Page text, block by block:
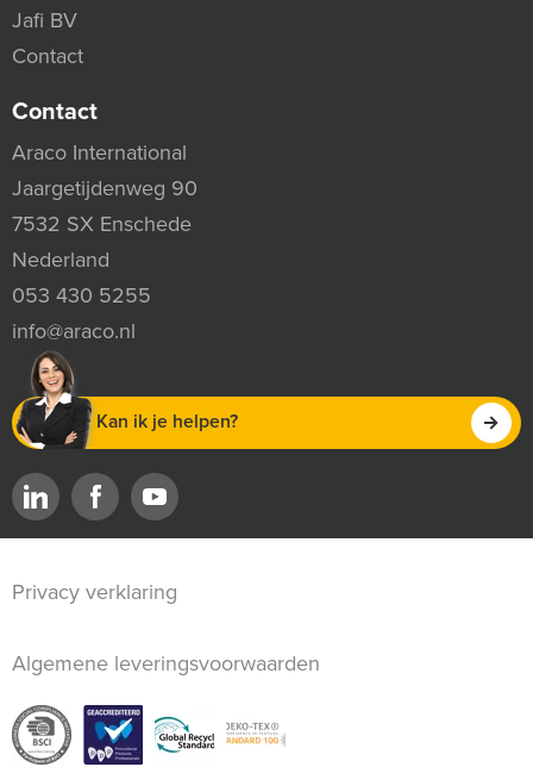
Jafi BV
Contact
Contact
Araco International
Jaargetijdenweg 90
7532 SX Enschede
Nederland
053 430 5255
info@araco.nl
Kan ik je helpen?
Privacy verklaring
Algemene leveringsvoorwaarden